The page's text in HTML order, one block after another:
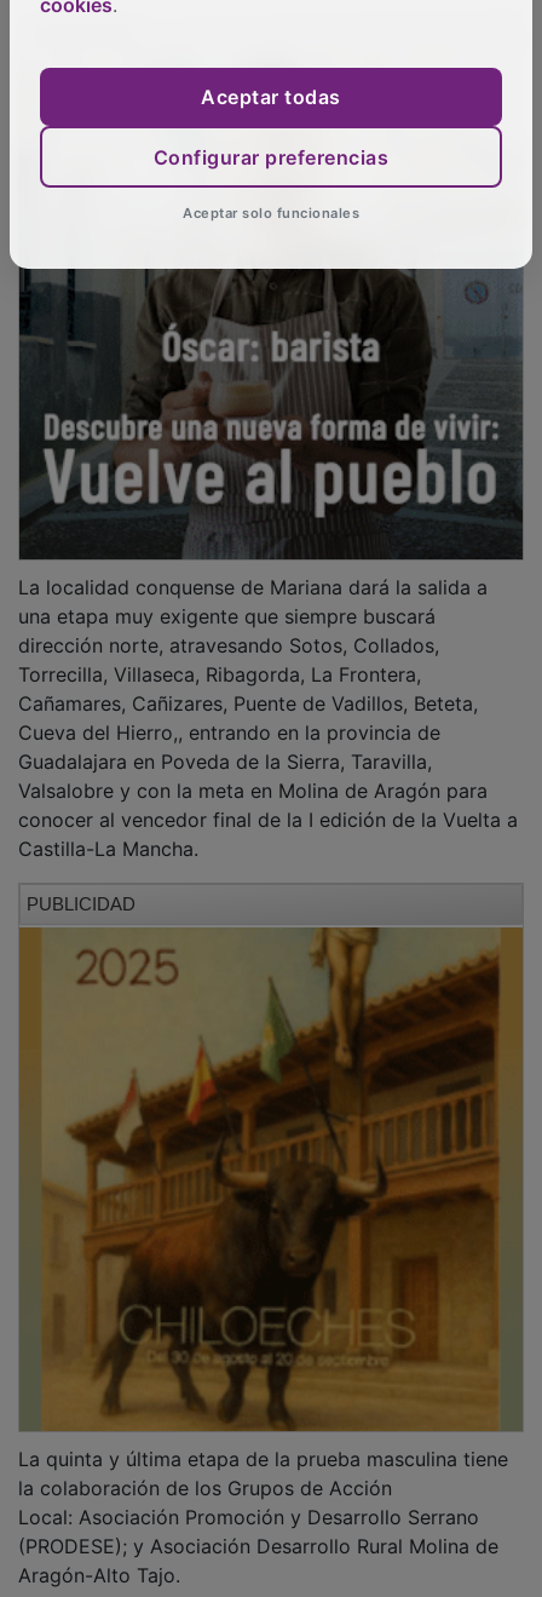
PUBLICIDAD
una etapa muy exigente que siempre buscará
dirección norte, atravesando Sotos, Collados,
Torrecilla, Villaseca, Ribagorda, La Frontera,
Cañamares, Cañizares, Puente de Vadillos, Beteta,
Cueva del Hierro,, entrando en la provincia de
Guadalajara en Poveda de la Sierra, Taravilla,
Valsalobre y con la meta en Molina de Aragón para
conocer al vencedor final de la I edición de la Vuelta a
Castilla-La Mancha.
la colaboración de los Grupos de Acción
Local: Asociación Promoción y Desarrollo Serrano
(PRODESE); y Asociación Desarrollo Rural Molina de
Aragón-Alto Tajo.
cookies.
Aceptar todas
Configurar preferencias
Aceptar solo funcionales